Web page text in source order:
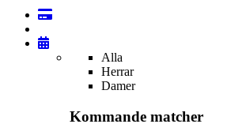
Alla
Herrar
Damer
Kommande matcher